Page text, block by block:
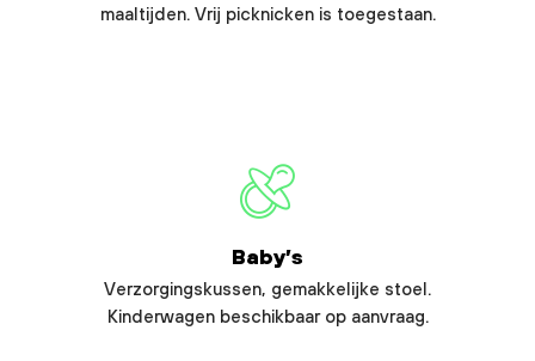
maaltijden. Vrij picknicken is toegestaan.
Baby’s
Verzorgingskussen, gemakkelijke stoel.
Kinderwagen beschikbaar op aanvraag.